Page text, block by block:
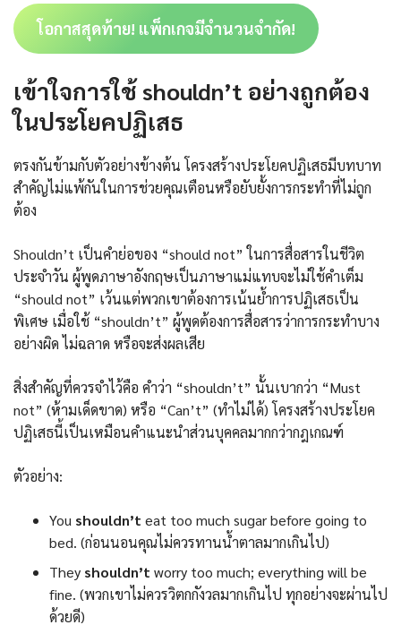
โอกาสสุดท้าย! แพ็กเกจมีจำนวนจำกัด!
เข้าใจการใช้ shouldn’t อย่างถูกต้อง
ในประโยคปฏิเสธ
ตรงกันข้ามกับตัวอย่างข้างต้น โครงสร้างประโยคปฏิเสธมีบทบาท
สำคัญไม่แพ้กันในการช่วยคุณเตือนหรือยับยั้งการกระทำที่ไม่ถูก
ต้อง
Shouldn’t เป็นคำย่อของ “should not” ในการสื่อสารในชีวิต
ประจำวัน ผู้พูดภาษาอังกฤษเป็นภาษาแม่แทบจะไม่ใช้คำเต็ม
“should not” เว้นแต่พวกเขาต้องการเน้นย้ำการปฏิเสธเป็น
พิเศษ เมื่อใช้ “shouldn’t” ผู้พูดต้องการสื่อสารว่าการกระทำบาง
อย่างผิด ไม่ฉลาด หรือจะส่งผลเสีย
สิ่งสำคัญที่ควรจำไว้คือ คำว่า “shouldn’t” นั้นเบากว่า “Must
not” (ห้ามเด็ดขาด) หรือ “Can’t” (ทำไม่ได้) โครงสร้างประโยค
ปฏิเสธนี้เป็นเหมือนคำแนะนำส่วนบุคคลมากกว่ากฎเกณฑ์
ตัวอย่าง:
You shouldn’t eat too much sugar before going to
bed. (ก่อนนอนคุณไม่ควรทานน้ำตาลมากเกินไป)
They shouldn’t worry too much; everything will be
fine. (พวกเขาไม่ควรวิตกกังวลมากเกินไป ทุกอย่างจะผ่านไป
ด้วยดี)